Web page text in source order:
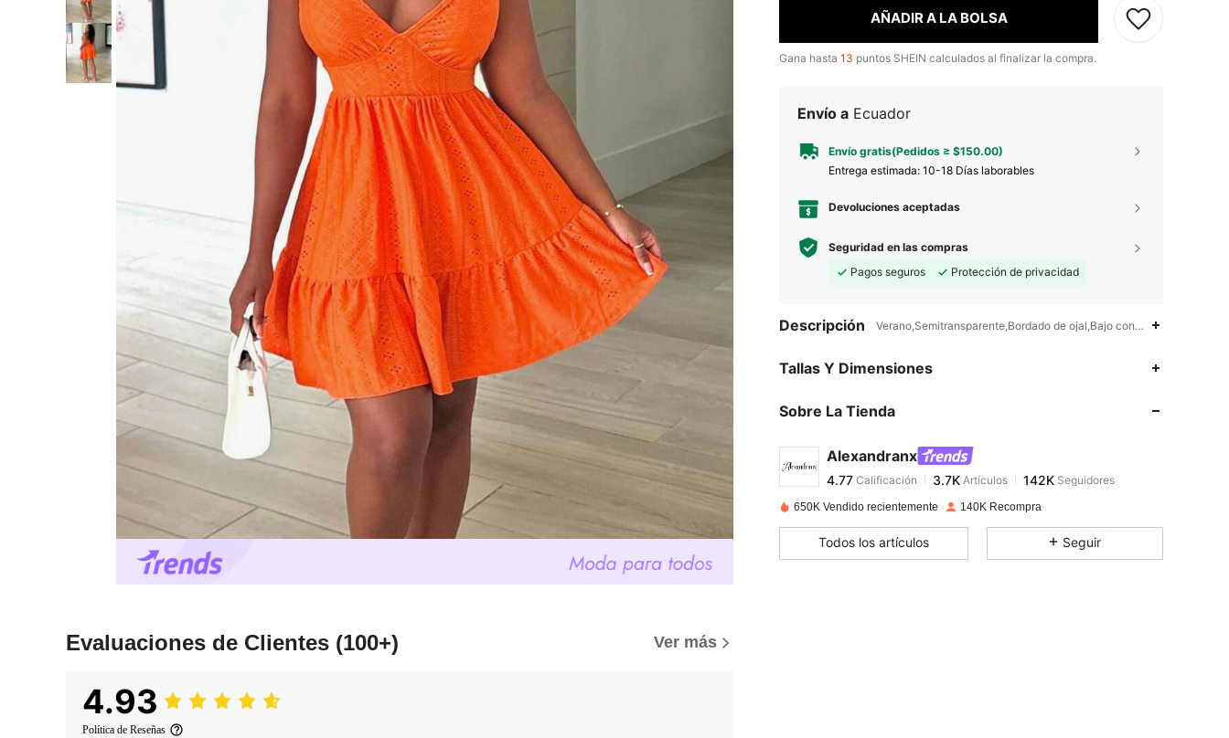
Evaluaciones de Clientes (100+) Ver más
4.93
Política de Reseñas
AÑADIR A LA BOLSA
Gana hasta 13 puntos SHEIN calculados al finalizar la compra.
Envío a Ecuador
Envío gratis(Pedidos ≥ $150.00)
Entrega estimada: 10-18 Días laborables
Devoluciones aceptadas
Seguridad en las compras
Pagos seguros
Protección de privacidad
Descripción Verano,Semitransparente,Bordado de ojal,Bajo con volante,Espalda
Tallas Y Dimensiones
Sobre La Tienda
Alexandranx
4.77
4.77 Calificación 3.7KArtículos
n***4seguidoHace 1 horas
4.77
142K
650K Vendido recientemente 140K Recompra
Todos los artículos Seguir